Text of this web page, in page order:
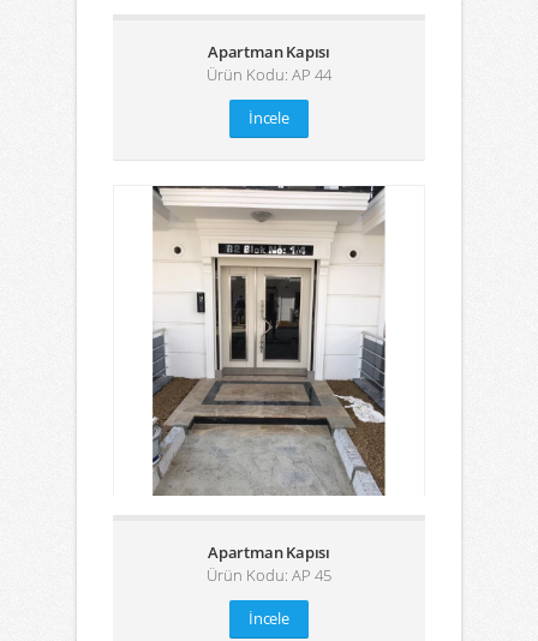
Apartman Kapısı
Ürün Kodu: AP 44
İncele
Apartman Kapısı
Ürün Kodu: AP 45
İncele